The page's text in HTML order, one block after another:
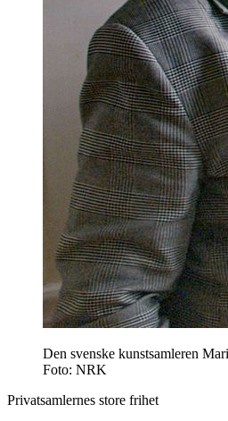
Den svenske kunstsamleren
Foto: NRK
Privatsamlernes store frihet